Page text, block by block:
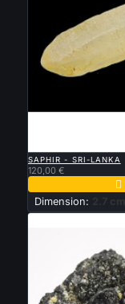
SAPHIR - SRI-LANKA
120,00 €

Dimension: 2.7 cm